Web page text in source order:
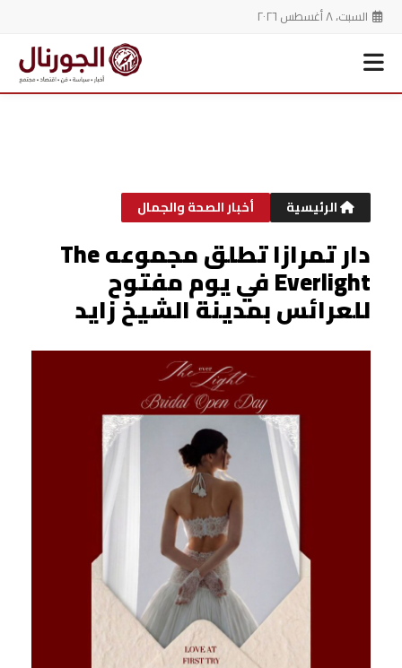
السبت، ٨ أغسطس ٢٠٢٦
الرئيسية أخبار الصحة والجمال
دار تمرازا تطلق مجموعه The
Everlight في يوم مفتوح
للعرائس بمدينة الشيخ زايد